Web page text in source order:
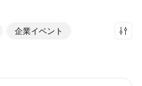
企業イベント